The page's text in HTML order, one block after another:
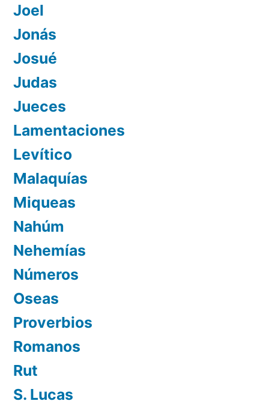
Joel
Jonás
Josué
Judas
Jueces
Lamentaciones
Levítico
Malaquías
Miqueas
Nahúm
Nehemías
Números
Oseas
Proverbios
Romanos
Rut
S. Lucas